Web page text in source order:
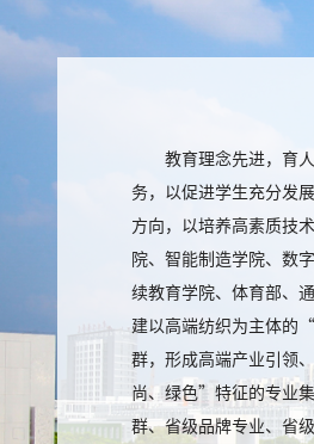
教育理念先进，育
务，以促进学生充分发
方向，以培养高素质技
院、智能制造学院、数
续教育学院、体育部、
建以高端纺织为主体的
群，形成高端产业引领
尚、绿色”特征的专业
群、省级品牌专业、省